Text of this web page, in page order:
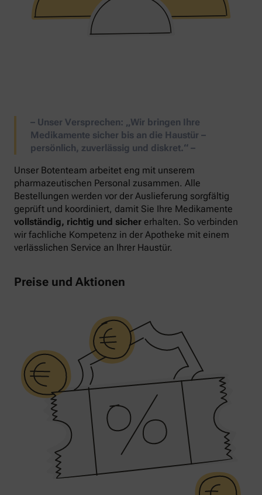
– Unser Versprechen: „Wir bringen Ihre
Medikamente sicher bis an die Haustür –
persönlich, zuverlässig und diskret.“ –
Unser Botenteam arbeitet eng mit unserem
pharmazeutischen Personal zusammen. Alle
Bestellungen werden vor der Auslieferung sorgfältig
geprüft und koordiniert, damit Sie Ihre Medikamente
vollständig, richtig und sicher erhalten. So verbinden
wir fachliche Kompetenz in der Apotheke mit einem
verlässlichen Service an Ihrer Haustür.
Preise und Aktionen